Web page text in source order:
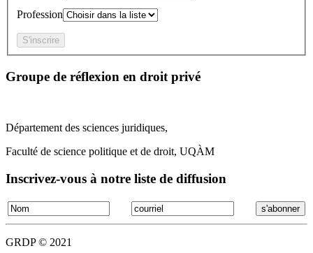
Profession
Groupe de réflexion en droit privé
Département des sciences juridiques,
Faculté de science politique et de droit, UQÀM
Inscrivez-vous à notre liste de diffusion
GRDP © 2021